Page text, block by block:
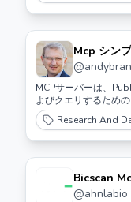
Mcp シン
@
MCPサーバーは、
よびクエリするための
Research And
Bicscan
@ahnlabio